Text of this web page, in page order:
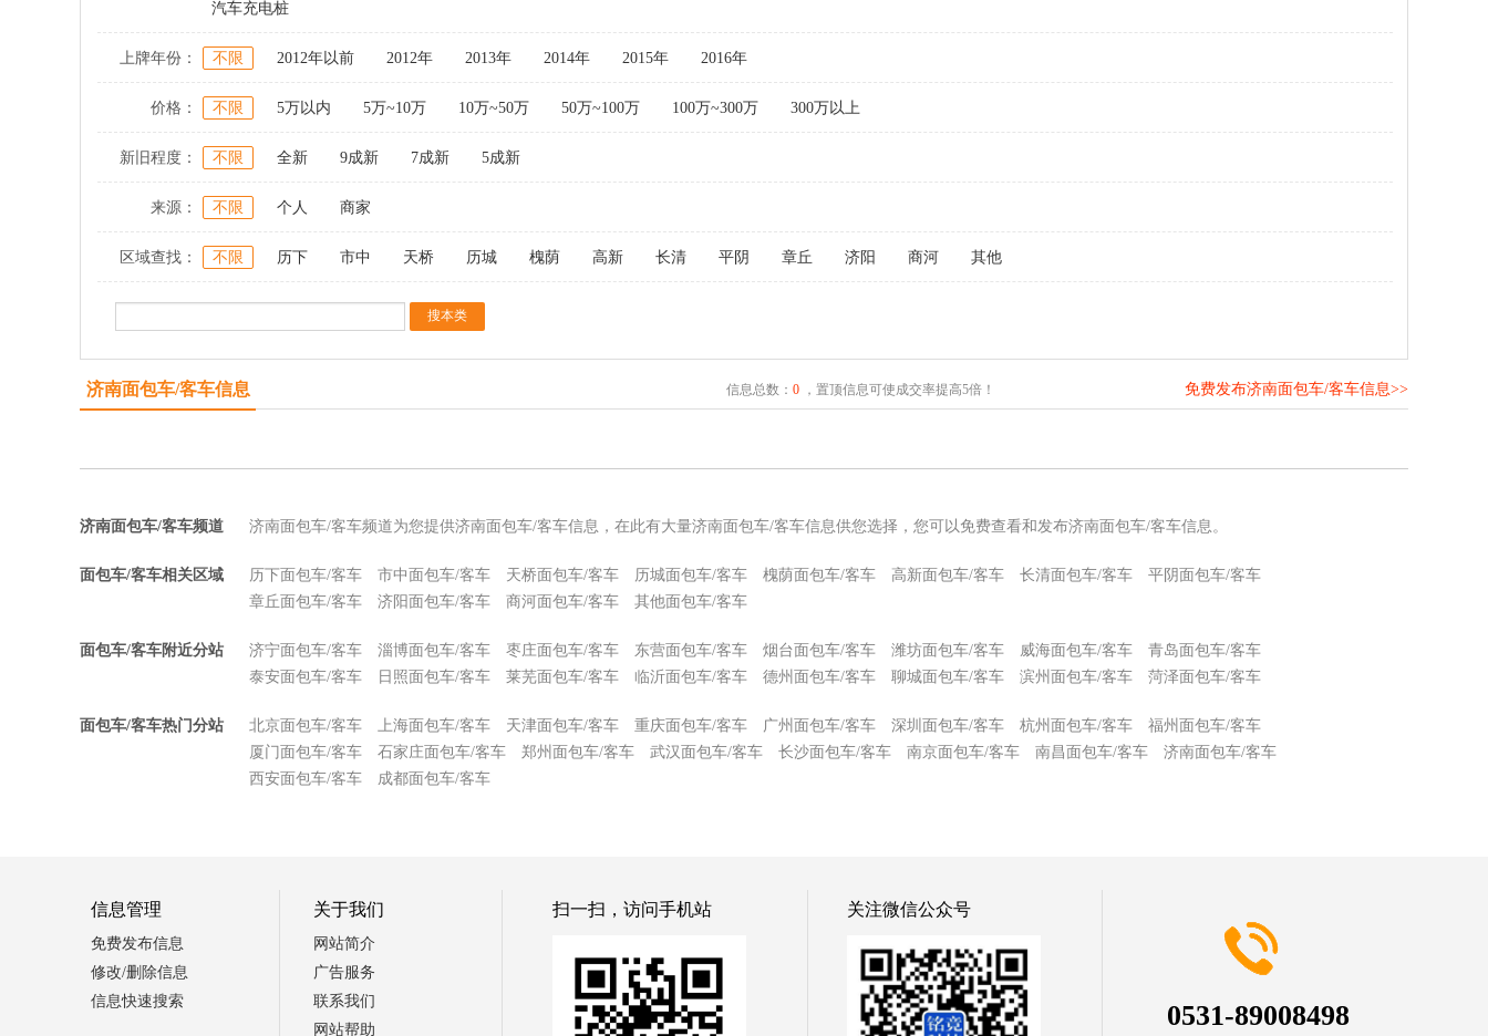
汽车充电桩
上牌年份： 不限 2012年以前 2012年 2013年 2014年 2015年 2016年
价格： 不限 5万以内 5万~10万 10万~50万 50万~100万 100万~300万 300万以上
新旧程度： 不限 全新 9成新 7成新 5成新
来源： 不限 个人 商家
区域查找： 不限 历下 市中 天桥 历城 槐荫 高新 长清 平阴 章丘 济阳 商河 其他
济南面包车/客车信息 信息总数： 0，置顶信息可使成交率提高5倍！ 免费发布济南面包车/客车信息>>
济南面包车/客车频道 济南面包车/客车频道为您提供济南面包车/客车信息，在此有大量济南面包车/客车信息供您选择，您可以免费查看和发布济南面包车/客车信息。
面包车/客车相关区域 历下面包车/客车 市中面包车/客车 天桥面包车/客车 历城面包车/客车 槐荫面包车/客车 高新面包车/客车 长清面包车/客车
平阴面包车/客车
章丘面包车/客车
济阳面包车/客车 商河面包车/客车 其他面包车/客车
面包车/客车附近分站 济宁面包车/客车 淄博面包车/客车 枣庄面包车/客车 东营面包车/客车 烟台面包车/客车 潍坊面包车/客车 威海面包车/客车
青岛面包车/客车
泰安面包车/客车
日照面包车/客车 莱芜面包车/客车 临沂面包车/客车 德州面包车/客车 聊城面包车/客车 滨州面包车/客车 菏泽面包车/客车
面包车/客车热门分站 北京面包车/客车 上海面包车/客车 天津面包车/客车 重庆面包车/客车 广州面包车/客车 深圳面包车/客车 杭州面包车/客车
福州面包车/客车
厦门面包车/客车
石家庄面包车/客车 郑州面包车/客车 武汉面包车/客车 长沙面包车/客车 南京面包车/客车 南昌面包车/客车
济南面包车/客车
西安面包车/客车
成都面包车/客车
信息管理
免费发布信息
修改/删除信息
信息快速搜索
关于我们
网站简介
广告服务
联系我们
网站帮助
扫一扫，访问手机站 关注微信公众号
0531-89008498